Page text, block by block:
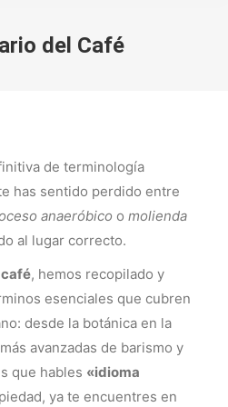
del Café
de terminología
has sentido perdido entre
anaeróbico o molienda
al lugar correcto.
, hemos recopilado y
esenciales que cubren
desde la botánica en la
avanzadas de barismo y
que hables «idioma
ya te encuentres en